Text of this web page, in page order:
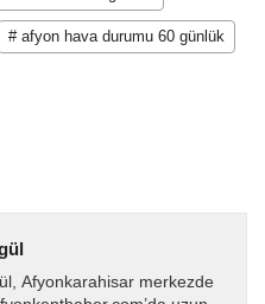
# afyon hava durumu 60 günlük
Afyonkarahisar merkezde